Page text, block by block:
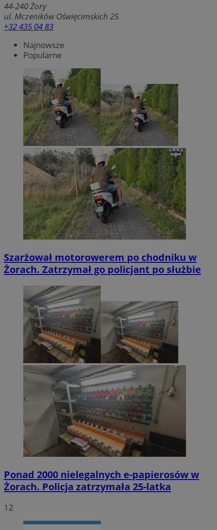
44-240Żory
ul. Mczeników Oświęcimskich 25
+32 435 04 83
Najnowsze
Popularne
Szarżował motorowerem po chodniku w
Żorach. Zatrzymał go policjant po służbie
Ponad 2000 nielegalnych e-papierosów w
Żorach. Policja zatrzymała 25-latka
12